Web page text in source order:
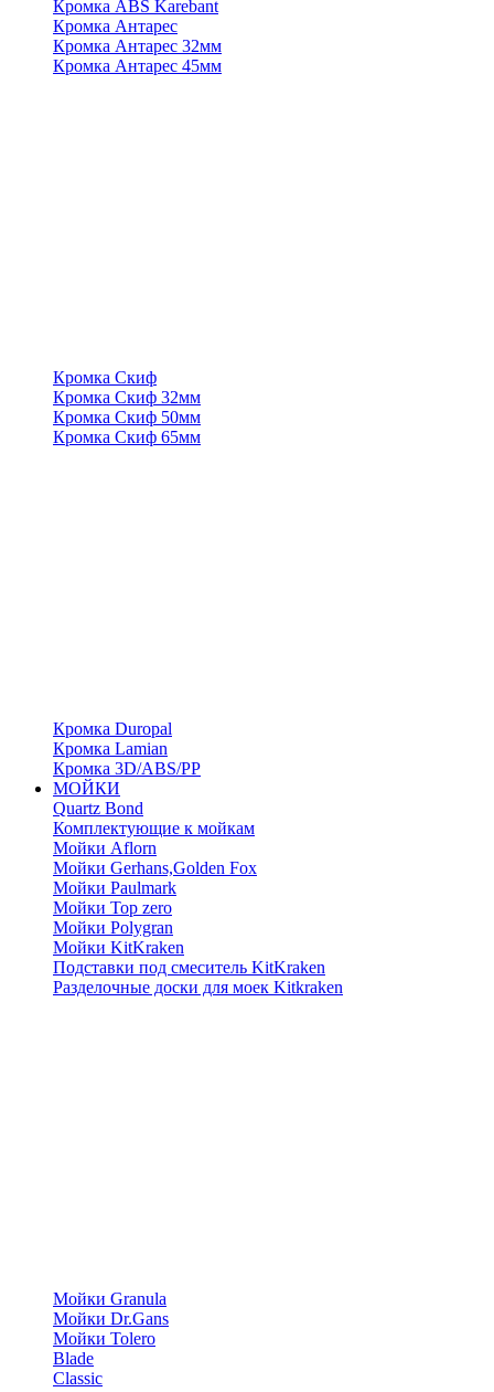
Кромка ABS Karebant
Кромка Антарес
Кромка Антарес 32мм
Кромка Антарес 45мм
Кромка Скиф
Кромка Скиф 32мм
Кромка Скиф 50мм
Кромка Скиф 65мм
Кромка Duropal
Кромка Lamian
Кромка 3D/ABS/PP
МОЙКИ
Quartz Bond
Комплектующие к мойкам
Мойки Aflorn
Мойки Gerhans,Golden Fox
Мойки Paulmark
Мойки Top zero
Мойки Polygran
Мойки KitKraken
Подставки под смеситель KitKraken
Разделочные доски для моек Kitkraken
Мойки Granula
Мойки Dr.Gans
Мойки Tolero
Blade
Classic